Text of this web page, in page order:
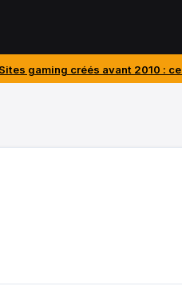
2010 : ces blogs jeux vidéo